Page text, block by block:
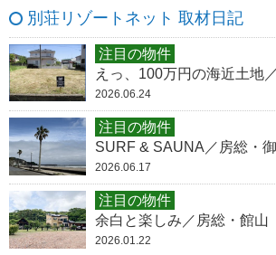
別荘リゾートネット 取材日記
注目の物件
えっ、100万円の海近土地
2026.06.24
注目の物件
SURF & SAUNA／房総・
2026.06.17
注目の物件
余白と楽しみ／房総・館山
2026.01.22